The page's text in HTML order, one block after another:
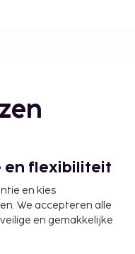
en flexibiliteit
en kies
We accepteren alle
en gemakkelijke